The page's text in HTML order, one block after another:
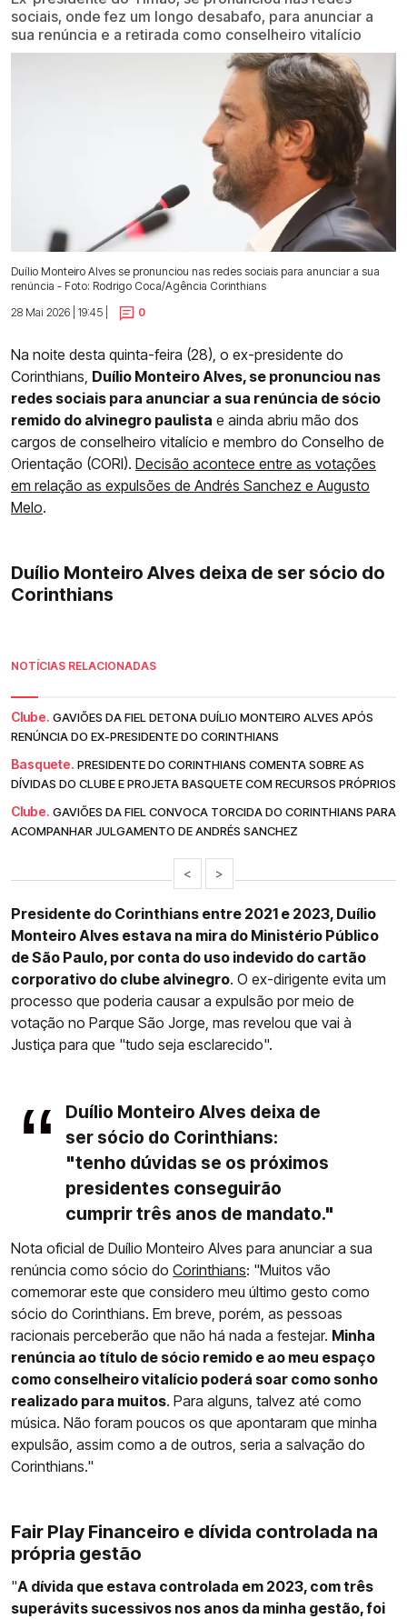
sociais, onde fez um longo desabafo, para anunciar a
sua renúncia e a retirada como conselheiro vitalício
Duílio Monteiro Alves se pronunciou nas redes sociais para anunciar a sua
renúncia - Foto: Rodrigo Coca/Agência Corinthians
28 Mai 2026 | 19:45 |
0
Na noite desta quinta-feira (28), o ex-presidente do
Corinthians, Duílio Monteiro Alves, se pronunciou nas
redes sociais para anunciar a sua renúncia de sócio
remido do alvinegro paulista e ainda abriu mão dos
cargos de conselheiro vitalício e membro do Conselho de
Orientação (CORI). Decisão acontece entre as votações
em relação as expulsões de Andrés Sanchez e Augusto
Melo.
Duílio Monteiro Alves deixa de ser sócio do
Corinthians
NOTÍCIAS RELACIONADAS
Clube. GAVIÕES DA FIEL DETONA DUÍLIO MONTEIRO ALVES APÓS
RENÚNCIA DO EX-PRESIDENTE DO CORINTHIANS
Basquete. PRESIDENTE DO CORINTHIANS COMENTA SOBRE AS
DÍVIDAS DO CLUBE E PROJETA BASQUETE COM RECURSOS PRÓPRIOS
Clube. GAVIÕES DA FIEL CONVOCA TORCIDA DO CORINTHIANS PARA
ACOMPANHAR JULGAMENTO DE ANDRÉS SANCHEZ
< >
Presidente do Corinthians entre 2021 e 2023, Duílio
Monteiro Alves estava na mira do Ministério Público
de São Paulo, por conta do uso indevido do cartão
corporativo do clube alvinegro. O ex-dirigente evita um
processo que poderia causar a expulsão por meio de
votação no Parque São Jorge, mas revelou que vai à
Justiça para que "tudo seja esclarecido".
Duílio Monteiro Alves deixa de
ser sócio do Corinthians:
"tenho dúvidas se os próximos
presidentes conseguirão
cumprir três anos de mandato."
Nota oficial de Duílio Monteiro Alves para anunciar a sua
renúncia como sócio do Corinthians: "Muitos vão
comemorar este que considero meu último gesto como
sócio do Corinthians. Em breve, porém, as pessoas
racionais perceberão que não há nada a festejar. Minha
renúncia ao título de sócio remido e ao meu espaço
como conselheiro vitalício poderá soar como sonho
realizado para muitos. Para alguns, talvez até como
música. Não foram poucos os que apontaram que minha
expulsão, assim como a de outros, seria a salvação do
Corinthians."
Fair Play Financeiro e dívida controlada na
própria gestão
"A dívida que estava controlada em 2023, com três
superávits sucessivos nos anos da minha gestão, foi